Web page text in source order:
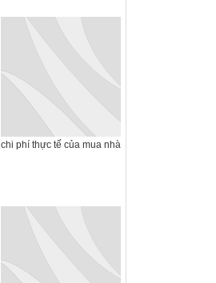
chi phí thực tế của mua nhà